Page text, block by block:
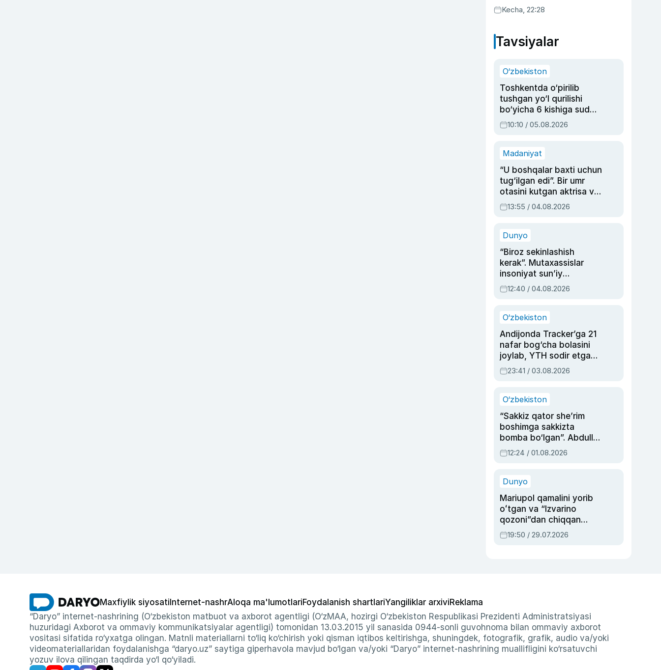
Kecha, 22:28
Tavsiyalar
O‘zbekiston
Toshkentda o‘pirilib
tushgan yo‘l qurilishi
bo‘yicha 6 kishiga sud
hukmi o‘qildi
10:10 / 05.08.2026
Madaniyat
“U boshqalar baxti uchun
tug‘ilgan edi”. Bir umr
otasini kutgan aktrisa va
dublyaj ustasi Rimma
Ahmedovaning
13:55 / 04.08.2026
Dunyo
“Biroz sekinlashish
kerak”. Mutaxassislar
insoniyat sun’iy
intellektni boshqara
olmay qolishidan xavotir
12:40 / 04.08.2026
O‘zbekiston
Andijonda Tracker’ga 21
nafar bog‘cha bolasini
joylab, YTH sodir etgan
ayolga sud hukmi o‘qildi
23:41 / 03.08.2026
O‘zbekiston
“Sakkiz qator she’rim
boshimga sakkizta
bomba bo‘lgan”. Abdulla
Oripovni siyosiy
ayblovlardan asrab
12:24 / 01.08.2026
Dunyo
Mariupol qamalini yorib
oʻtgan va “Izvarino
qozoni”dan chiqqan
qahramon — Ukraina
armiyasi bosh
19:50 / 29.07.2026
Maxfiylik siyosati Internet-nashrAloqa ma'lumotlariFoydalanish shartlariYangiliklar arxiviReklama
“Daryo” internet-nashrining (O‘zbekiston matbuot va axborot agentligi (O‘zMAA, hozirgi O‘zbekiston Respublikasi Prezidenti Administratsiyasi
huzuridagi Axborot va ommaviy kommunikatsiyalar agentligi) tomonidan 13.03.2015 yil sanasida 0944-sonli guvohnoma bilan ommaviy axborot
vositasi sifatida ro‘yxatga olingan. Matnli materiallarni to‘liq ko‘chirish yoki qisman iqtibos keltirishga, shuningdek, fotografik, grafik, audio va/yoki
videomateriallaridan foydalanishga “daryo.uz” saytiga giperhavola mavjud bo‘lgan va/yoki “Daryo” internet-nashrining muallifligini ko‘rsatuvchi
yozuv ilova qilingan taqdirda yo‘l qo‘yiladi.